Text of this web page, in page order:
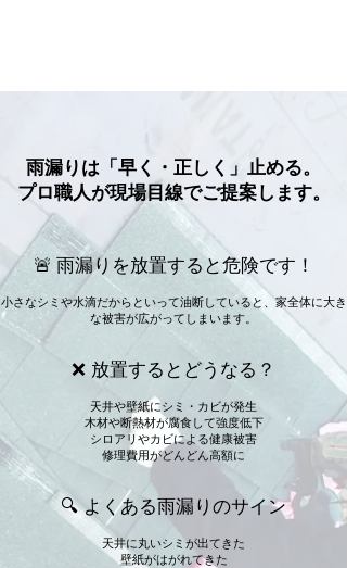
雨漏りは「早く・正しく」止める。
プロ職人が現場目線でご提案します。
🚨 雨漏りを放置すると危険です！
小さなシミや水滴だからといって油断していると、家全体に大き
な被害が広がってしまいます。
❌ 放置するとどうなる？
天井や壁紙にシミ・カビが発生
木材や断熱材が腐食して強度低下
シロアリやカビによる健康被害
修理費用がどんどん高額に
🔍 よくある雨漏りのサイン
天井に丸いシミが出てきた
壁紙がはがれてきた